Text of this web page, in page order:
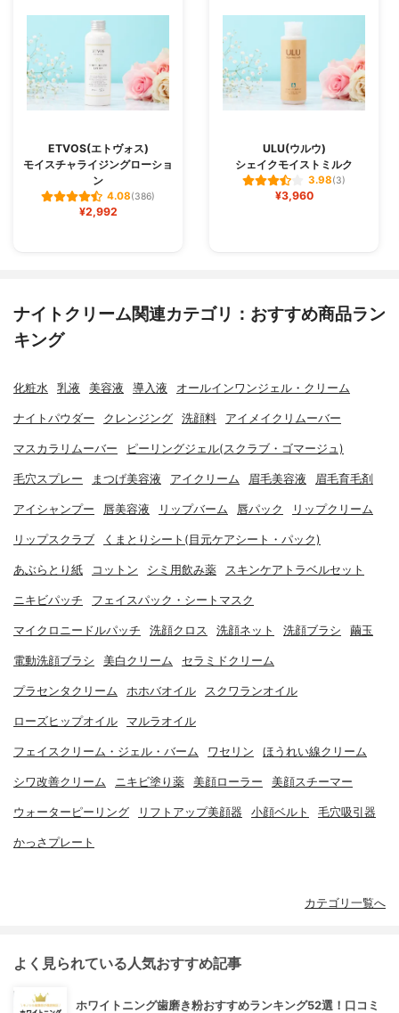
ETVOS(エトヴォス)
モイスチャライジングローショ
ン
4.08(386)
¥2,992
ULU(ウルウ)
シェイクモイストミルク
3.98(3)
¥3,960
ナイトクリーム関連カテゴリ：おすすめ商品ラン
キング
化粧水 乳液 美容液 導入液 オールインワンジェル・クリーム
ナイトパウダー クレンジング 洗顔料 アイメイクリムーバー
マスカラリムーバー ピーリングジェル(スクラブ・ゴマージュ)
毛穴スプレー まつげ美容液 アイクリーム 眉毛美容液 眉毛育毛剤
アイシャンプー 唇美容液 リップバーム 唇パック リップクリーム
リップスクラブ くまとりシート(目元ケアシート・パック)
あぶらとり紙 コットン シミ用飲み薬 スキンケアトラベルセット
ニキビパッチ フェイスパック・シートマスク
マイクロニードルパッチ 洗顔クロス 洗顔ネット 洗顔ブラシ 繭玉
電動洗顔ブラシ 美白クリーム セラミドクリーム
プラセンタクリーム ホホバオイル スクワランオイル
ローズヒップオイル マルラオイル
フェイスクリーム・ジェル・バーム ワセリン ほうれい線クリーム
シワ改善クリーム ニキビ塗り薬 美顔ローラー 美顔スチーマー
ウォーターピーリング リフトアップ美顔器 小顔ベルト 毛穴吸引器
かっさプレート
カテゴリ一覧へ
よく見られている人気おすすめ記事
ホワイトニング歯磨き粉おすすめランキング52選！口コミ